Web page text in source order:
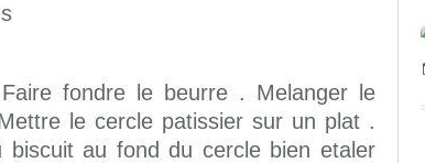
fondre le beurre . Melanger le
le cercle patissier sur un plat .
au fond du cercle bien etaler